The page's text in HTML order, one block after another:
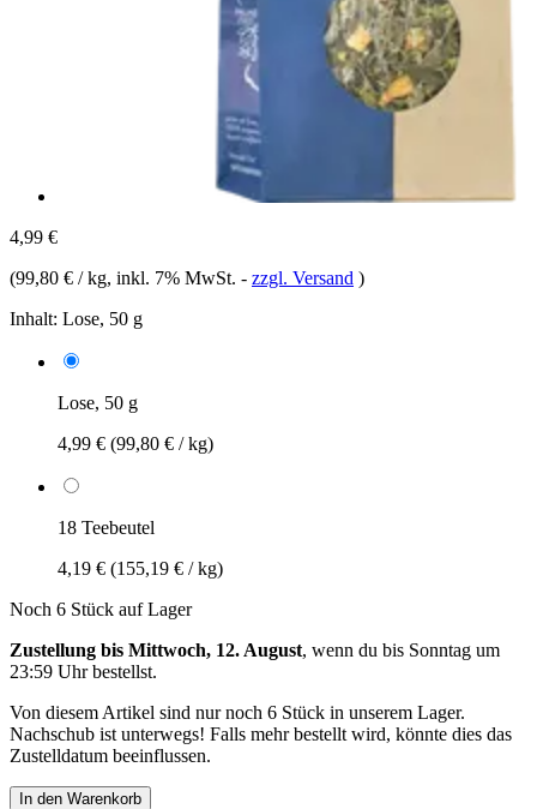
4,99 €
(99,80 € / kg, inkl. 7% MwSt. - zzgl. Versand )
Inhalt: Lose, 50 g
Lose, 50 g
4,99 € (99,80 € / kg)
18 Teebeutel
4,19 € (155,19 € / kg)
Noch 6 Stück auf Lager
Zustellung bis Mittwoch, 12. August, wenn du bis Sonntag um
23:59 Uhrbestellst.
Von diesem Artikel sind nur noch 6 Stück in unserem Lager.
Nachschub ist unterwegs! Falls mehr bestellt wird, könnte dies das
Zustelldatum beeinflussen.
In den Warenkorb